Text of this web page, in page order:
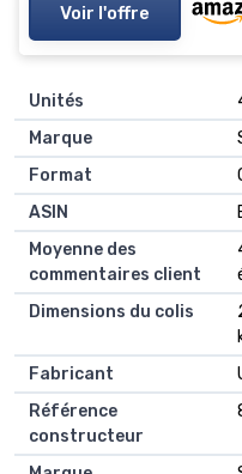
Voir l'offre
Unités
Marque
Format
ASIN
Moyenne des
commentaires client
Dimensions du colis
Fabricant
Référence
constructeur